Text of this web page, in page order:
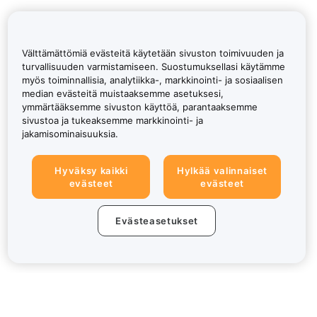
Välttämättömiä evästeitä käytetään sivuston toimivuuden ja
turvallisuuden varmistamiseen. Suostumuksellasi käytämme
myös toiminnallisia, analytiikka-, markkinointi- ja sosiaalisen
median evästeitä muistaaksemme asetuksesi,
ymmärtääksemme sivuston käyttöä, parantaaksemme
sivustoa ja tukeaksemme markkinointi- ja
jakamisominaisuuksia.
Hyväksy kaikki
evästeet
Hylkää valinnaiset
evästeet
Evästeasetukset